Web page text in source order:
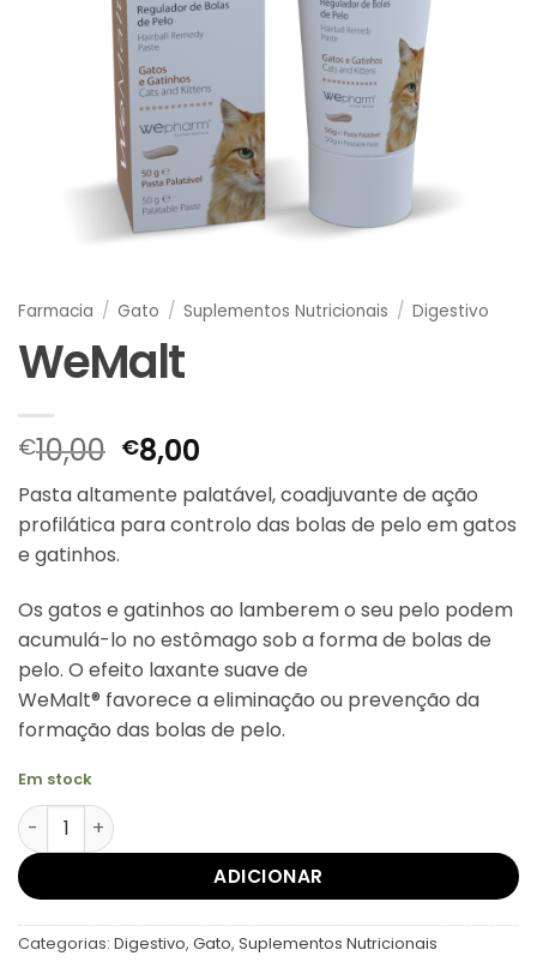
Farmacia / Gato / Suplementos Nutricionais / Digestivo
WeMalt
€10,00 O
preço
original
era:
€8,00
preço
atual
é:
Pasta altamente palatável, coadjuvante de ação
profilática para controlo das bolas de pelo em gatos
e gatinhos.
Os gatos e gatinhos ao lamberem o seu pelo podem
acumulá-lo no estômago sob a forma de bolas de
pelo. O efeito laxante suave de
WeMalt® favorece a eliminação ou prevenção da
formação das bolas de pelo.
Em stock
Quantidade de WeMalt
ADICIONAR
Categorias: Digestivo, Gato, Suplementos Nutricionais